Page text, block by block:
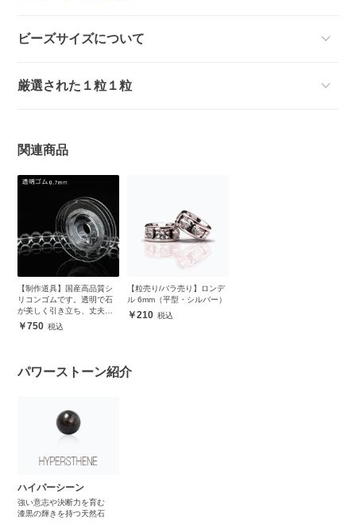
ビーズサイズについて
厳選された１粒１粒
関連商品
【制作道具】国産高品質シ
リコンゴムです。透明で石
が美しく引き立ち、丈夫で
安心750
【粒売り/バラ売り】ロンデ
ル 6mm（平型・シルバー）
210
パワーストーン紹介
ハイパーシーン
強い意志や決断力を育む
漆黒の輝きを持つ天然石